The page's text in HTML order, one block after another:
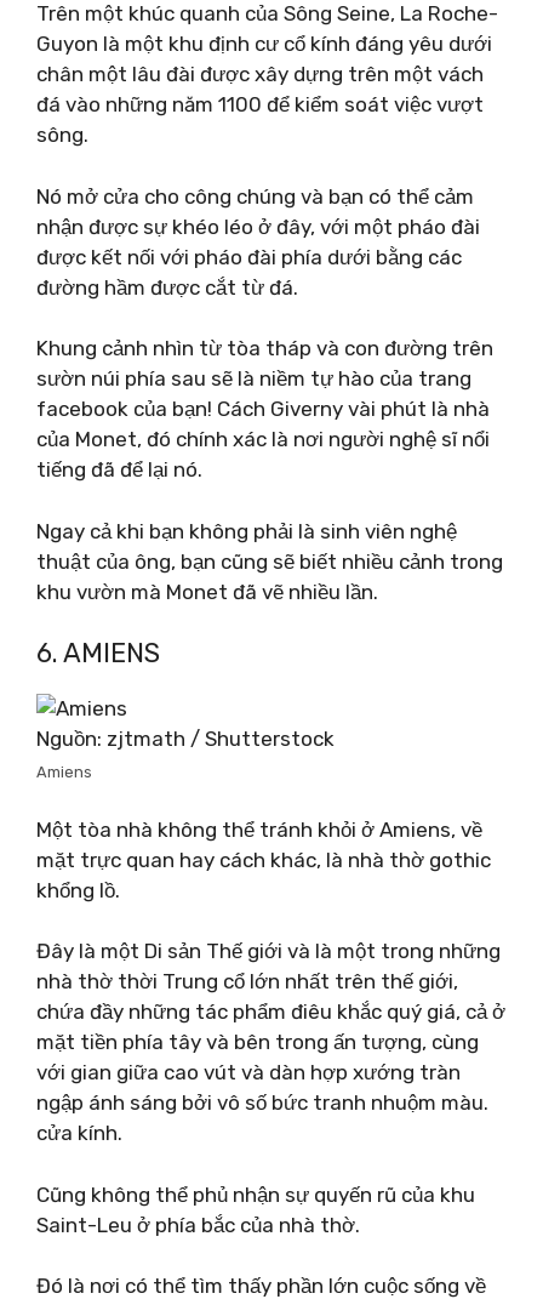
Trên một khúc quanh của Sông Seine, La Roche-
Guyon là một khu định cư cổ kính đáng yêu dưới
chân một lâu đài được xây dựng trên một vách
đá vào những năm 1100 để kiểm soát việc vượt
sông.
Nó mở cửa cho công chúng và bạn có thể cảm
nhận được sự khéo léo ở đây, với một pháo đài
được kết nối với pháo đài phía dưới bằng các
đường hầm được cắt từ đá.
Khung cảnh nhìn từ tòa tháp và con đường trên
sườn núi phía sau sẽ là niềm tự hào của trang
facebook của bạn! Cách Giverny vài phút là nhà
của Monet, đó chính xác là nơi người nghệ sĩ nổi
tiếng đã để lại nó.
Ngay cả khi bạn không phải là sinh viên nghệ
thuật của ông, bạn cũng sẽ biết nhiều cảnh trong
khu vườn mà Monet đã vẽ nhiều lần.
6. AMIENS
Nguồn: zjtmath / Shutterstock
Amiens
Một tòa nhà không thể tránh khỏi ở Amiens, về
mặt trực quan hay cách khác, là nhà thờ gothic
khổng lồ.
Đây là một Di sản Thế giới và là một trong những
nhà thờ thời Trung cổ lớn nhất trên thế giới,
chứa đầy những tác phẩm điêu khắc quý giá, cả ở
mặt tiền phía tây và bên trong ấn tượng, cùng
với gian giữa cao vút và dàn hợp xướng tràn
ngập ánh sáng bởi vô số bức tranh nhuộm màu.
cửa kính.
Cũng không thể phủ nhận sự quyến rũ của khu
Saint-Leu ở phía bắc của nhà thờ.
Đó là nơi có thể tìm thấy phần lớn cuộc sống về